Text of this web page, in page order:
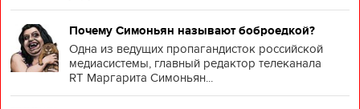
Почему Симоньян называют боброедкой?
Одна из ведущих пропагандисток российской
медиасистемы, главный редактор телеканала
RT Маргарита Симоньян...